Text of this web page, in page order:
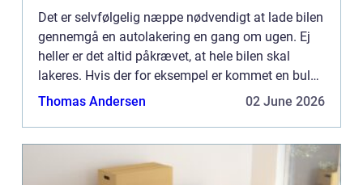
Det er selvfølgelig næppe nødvendigt at lade bilen
gennemgå en autolakering en gang om ugen. Ej
heller er det altid påkrævet, at hele bilen skal
lakeres. Hvis der for eksempel er kommet en bule i
din ene sided&os...
Thomas Andersen 02 June 2026